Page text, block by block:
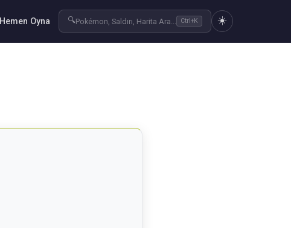
Hemen Oyna 🔍Pokémon, Saldırı, Harita Ara... Ctrl+K ☀️